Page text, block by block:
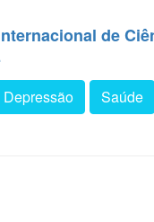
de
Depressão Saúde